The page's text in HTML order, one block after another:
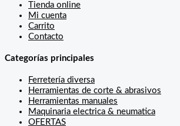
Tienda online
Mi cuenta
Carrito
Contacto
Categorías principales
Ferretería diversa
Herramientas de corte & abrasivos
Herramientas manuales
Maquinaria electrica & neumatica
OFERTAS